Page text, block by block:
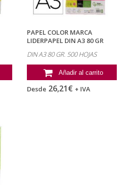
PAPEL COLOR MARCA
LIDERPAPEL DIN A3 80 GR
DIN A3 80 GR. 500 HOJAS
Añadir al carrito
Desde 26,21€ + IVA